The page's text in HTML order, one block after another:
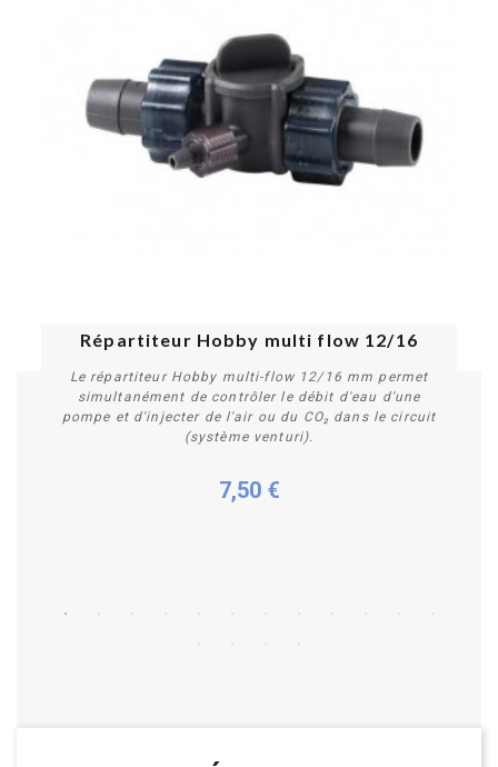
Répartiteur Hobby multi flow 12/16
Le répartiteur Hobby multi-flow 12/16 mm permet
simultanément de contrôler le débit d'eau d'une
pompe et d'injecter de l'air ou du CO₂ dans le circuit
(système venturi).
7,50 €